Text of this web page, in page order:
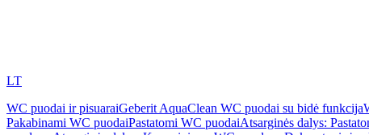
LT
WC puodai ir pisuaraiGeberit AquaClean WC puodai su bidė funkcija
Pakabinami WC puodaiPastatomi WC puodaiAtsarginės dalys: